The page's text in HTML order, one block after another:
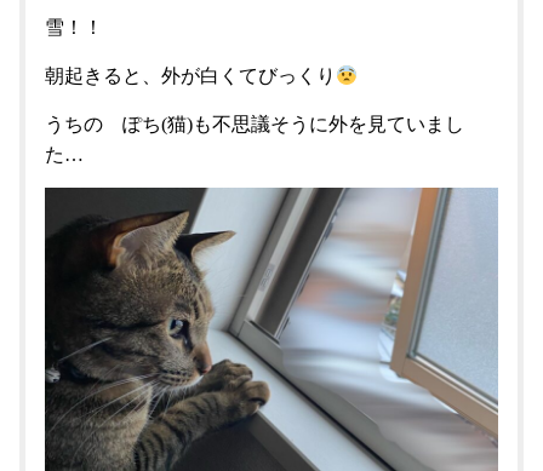
雪！！
朝起きると、外が白くてびっくり
うちの ぽち(猫)も不思議そうに外を見ていまし
た…